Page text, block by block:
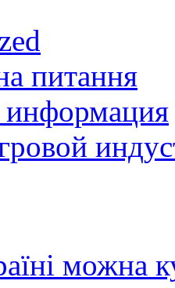
питання
информация
можна